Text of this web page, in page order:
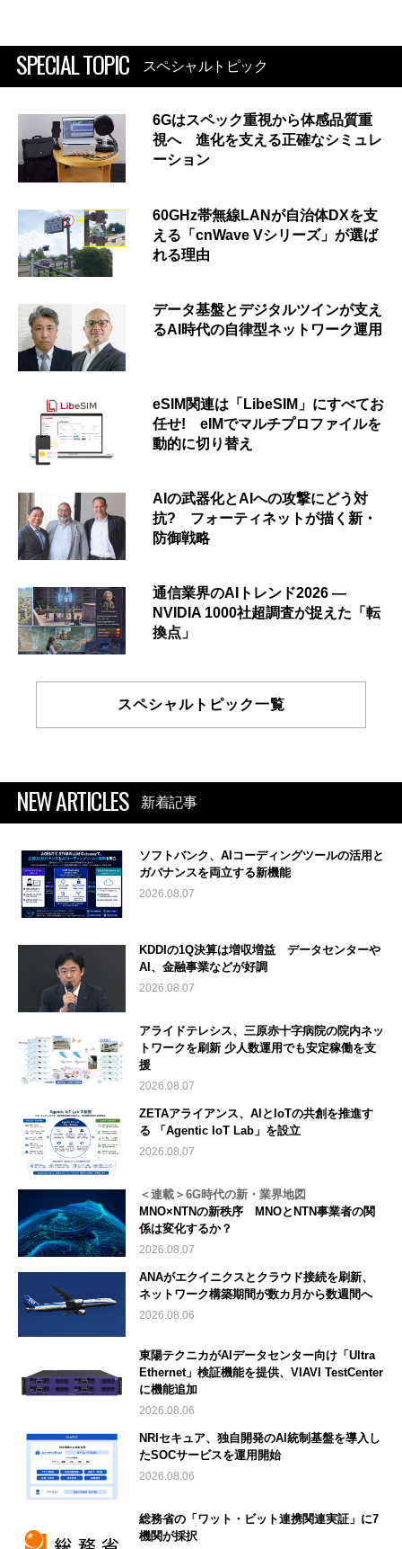
SPECIAL TOPIC スペシャルトピック
6Gはスペック重視から体感品質重
視へ 進化を支える正確なシミュレ
ーション
60GHz帯無線LANが自治体DXを支
える「cnWave Vシリーズ」が選ば
れる理由
データ基盤とデジタルツインが支え
るAI時代の自律型ネットワーク運用
eSIM関連は「LibeSIM」にすべてお
任せ! eIMでマルチプロファイルを
動的に切り替え
AIの武器化とAIへの攻撃にどう対
抗? フォーティネットが描く新・
防御戦略
通信業界のAIトレンド2026 ―
NVIDIA 1000社超調査が捉えた「転
換点」
スペシャルトピック一覧
NEW ARTICLES 新着記事
ソフトバンク、AIコーディングツールの活用と
ガバナンスを両立する新機能
2026.08.07
KDDIの1Q決算は増収増益 データセンターや
AI、金融事業などが好調
2026.08.07
アライドテレシス、三原赤十字病院の院内ネッ
トワークを刷新 少人数運用でも安定稼働を支
援
2026.08.07
ZETAアライアンス、AIとIoTの共創を推進す
る 「Agentic IoT Lab」を設立
2026.08.07
＜連載＞6G時代の新・業界地図
MNO×NTNの新秩序 MNOとNTN事業者の関
係は変化するか？
2026.08.07
ANAがエクイニクスとクラウド接続を刷新、
ネットワーク構築期間が数カ月から数週間へ
2026.08.06
東陽テクニカがAIデータセンター向け「Ultra
Ethernet」検証機能を提供、VIAVI TestCenter
に機能追加
2026.08.06
NRIセキュア、独自開発のAI統制基盤を導入し
たSOCサービスを運用開始
2026.08.06
総務省の「ワット・ビット連携関連実証」に7
機関が採択